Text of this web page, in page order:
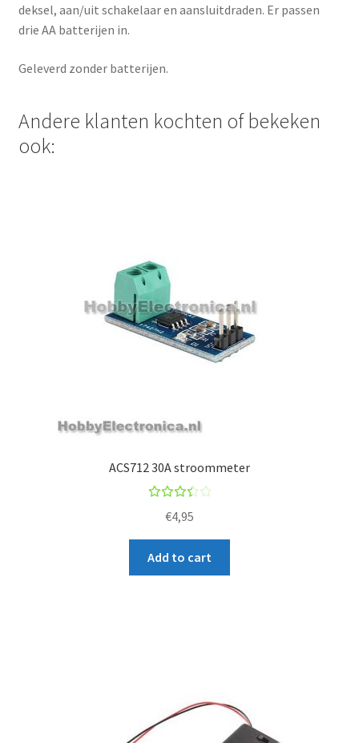
deksel, aan/uit schakelaar en aansluitdraden. Er passen
drie AA batterijen in.
Geleverd zonder batterijen.
Andere klanten kochten of bekeken
ook:
ACS712 30A stroommeter
3.50
out
of 5
€4,95
Add to cart